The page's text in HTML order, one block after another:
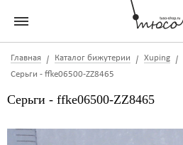
Главная Каталог бижутерии Xuping
Серьги - ffke06500-ZZ8465
Серьги - ffke06500-ZZ8465